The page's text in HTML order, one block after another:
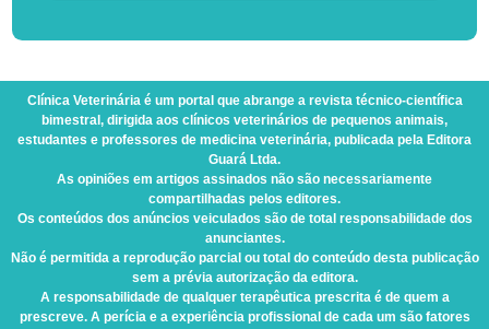
Clínica Veterinária é um portal que abrange a revista técnico-científica
bimestral, dirigida aos clínicos veterinários de pequenos animais,
estudantes e professores de medicina veterinária, publicada pela Editora
Guará Ltda.
As opiniões em artigos assinados não são necessariamente
compartilhadas pelos editores.
Os conteúdos dos anúncios veiculados são de total responsabilidade dos
anunciantes.
Não é permitida a reprodução parcial ou total do conteúdo desta publicação
sem a prévia autorização da editora.
A responsabilidade de qualquer terapêutica prescrita é de quem a
prescreve. A perícia e a experiência profissional de cada um são fatores